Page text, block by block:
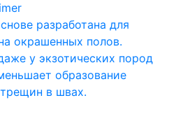
разработана для
окрашенных полов.
у экзотических пород
образование
в швах.